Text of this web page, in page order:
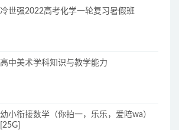
冷世强2022高考化学一轮复习暑假班
高中美术学科知识与教学能力
幼小衔接数学（你拍一，乐乐，爱陪wa）
[25G]